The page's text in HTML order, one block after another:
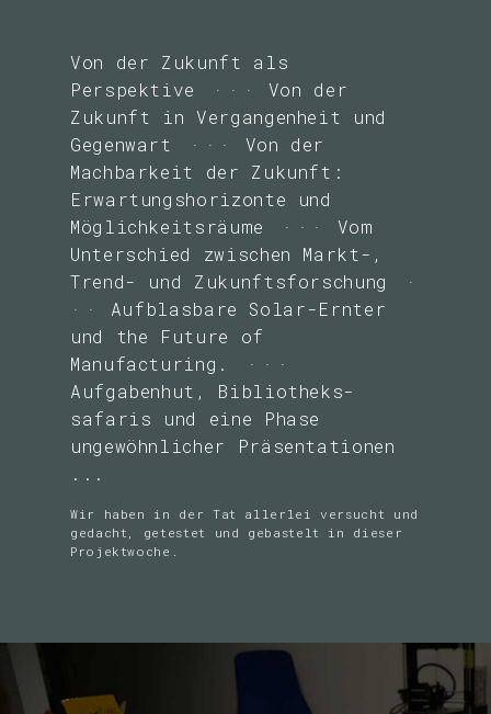
Von der Zukunft als
Perspektive
Von der
Zukunft in Vergangenheit und
Gegenwart
Von der
Machbarkeit der Zukunft:
Erwartungshorizonte und
Möglichkeitsräume
Vom
Unterschied zwischen Markt-,
Trend- und Zukunftsforschung
Aufblasbare Solar-Ernter
und the Future of
Manufacturing.
Aufgabenhut, Bibliotheks­
safaris und eine Phase
ungewöhnlicher Präsentationen
...
Wir haben in der Tat allerlei versucht und
gedacht, getestet und gebastelt in dieser
Projektwoche.